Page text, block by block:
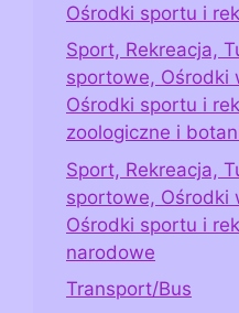
Ośrodki sportu i
Sport, Rekreacja,
sportowe, Ośrodki
Ośrodki sportu i
zoologiczne i
Sport, Rekreacja,
sportowe, Ośrodki
Ośrodki sportu i
narodowe
Transport/Bus